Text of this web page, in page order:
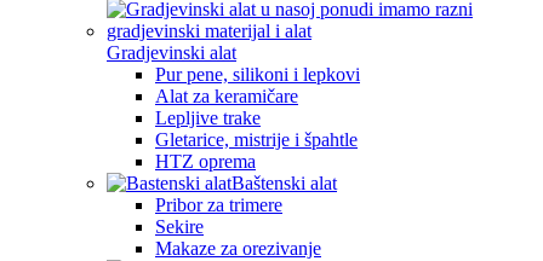
Gradjevinski alat
Pur pene, silikoni i lepkovi
Alat za keramičare
Lepljive trake
Gletarice, mistrije i špahtle
HTZ oprema
Baštenski alat
Pribor za trimere
Sekire
Makaze za orezivanje